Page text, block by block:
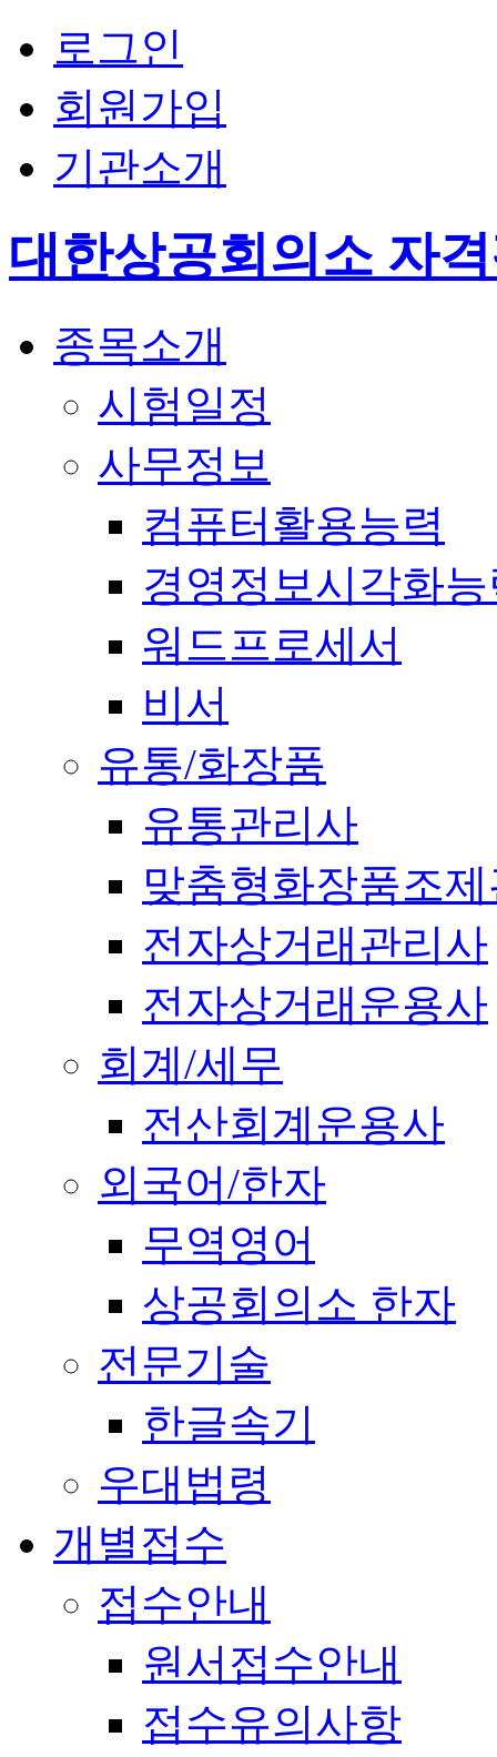
로그인
회원가입
기관소개
대한상공회의소 자
종목소개
시험일정
사무정보
컴퓨터활용능력
경영정보시각화
워드프로세서
비서
유통/화장품
유통관리사
맞춤형화장품조
전자상거래관리사
전자상거래운용사
회계/세무
전산회계운용사
외국어/한자
무역영어
상공회의소 한자
전문기술
한글속기
우대법령
개별접수
접수안내
원서접수안내
접수유의사항